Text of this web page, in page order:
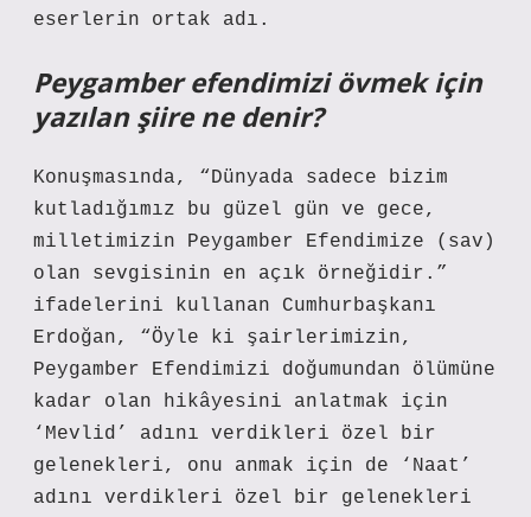
eserlerin ortak adı.
Peygamber efendimizi övmek için
yazılan şiire ne denir?
Konuşmasında, “Dünyada sadece bizim
kutladığımız bu güzel gün ve gece,
milletimizin Peygamber Efendimize (sav)
olan sevgisinin en açık örneğidir.”
ifadelerini kullanan Cumhurbaşkanı
Erdoğan, “Öyle ki şairlerimizin,
Peygamber Efendimizi doğumundan ölümüne
kadar olan hikâyesini anlatmak için
‘Mevlid’ adını verdikleri özel bir
gelenekleri, onu anmak için de ‘Naat’
adını verdikleri özel bir gelenekleri